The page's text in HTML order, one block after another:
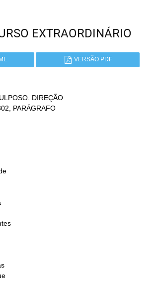
EXTRAORDINÁRIO
VERSÃO PDF
DIREÇÃO